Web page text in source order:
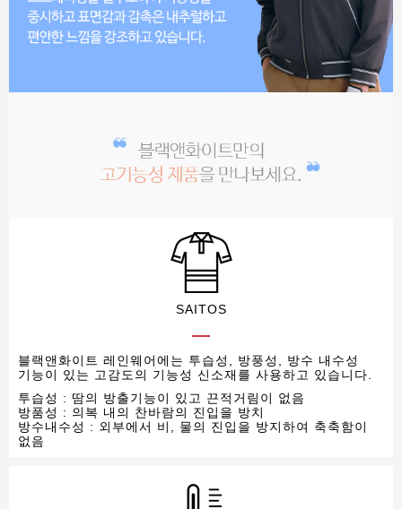
SAITOS
블랙앤화이트 레인웨어에는 투습성, 방풍성, 방수 내수성
기능이 있는 고감도의 기능성 신소재를 사용하고 있습니다.
투습성 : 땀의 방출기능이 있고 끈적거림이 없음
방품성 : 의복 내의 찬바람의 진입을 방치
방수내수성 : 외부에서 비, 물의 진입을 방지하여 축축함이
없음